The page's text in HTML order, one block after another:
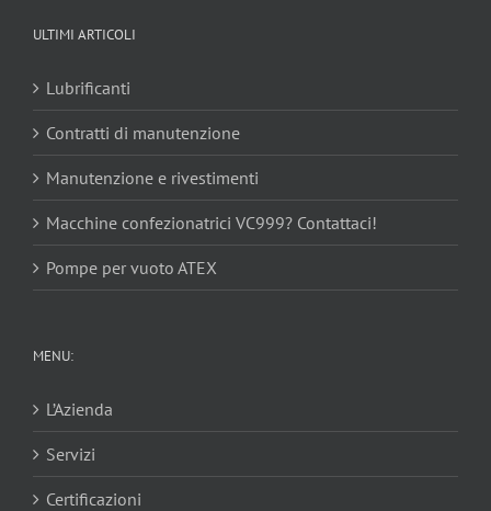
ULTIMI ARTICOLI
Lubrificanti
Contratti di manutenzione
Manutenzione e rivestimenti
Macchine confezionatrici VC999? Contattaci!
Pompe per vuoto ATEX
MENU:
L’Azienda
Servizi
Certificazioni